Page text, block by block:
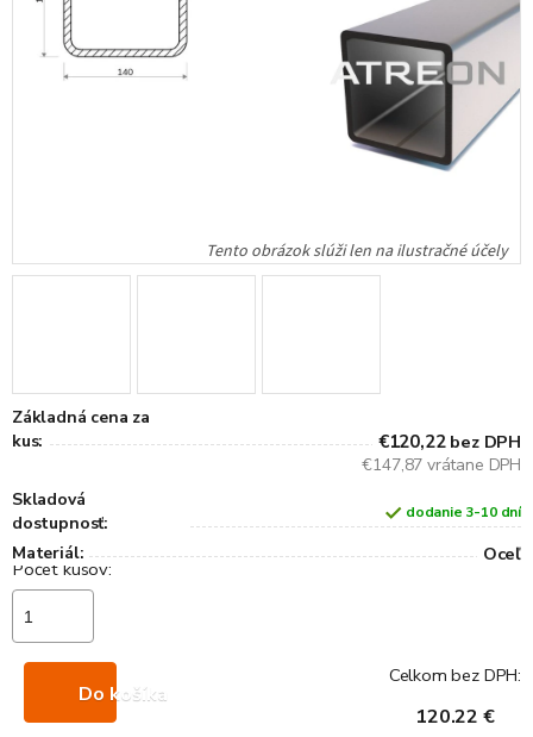
Základná cena za
kus:
€120,22 bez DPH
€147,87 vrátane DPH
Skladová
dostupnosť:
dodanie 3-10 dní
Materiál: Oceľ
Do košíka
Celkom bez DPH:
120.22 €